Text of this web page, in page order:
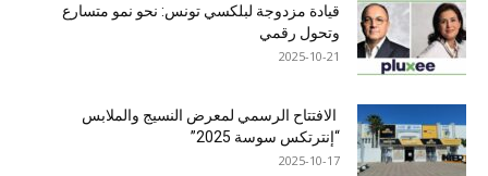
قيادة مزدوجة لبلكسي تونس: نحو نمو متسارع
وتحول رقمي
2025-10-21
الافتتاح الرسمي لمعرض النسيج والملابس
“إنترتكس سوسة 2025”
2025-10-17